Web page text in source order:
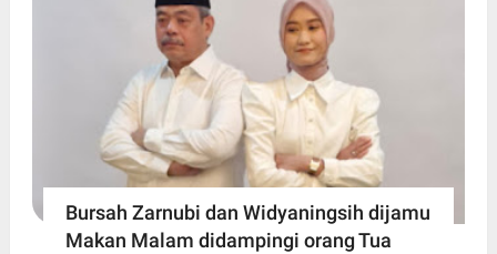
Bursah Zarnubi dan Widyaningsih dijamu
Makan Malam didampingi orang Tua